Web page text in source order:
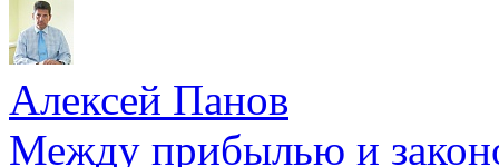
Алексей Панов
Между прибылью и